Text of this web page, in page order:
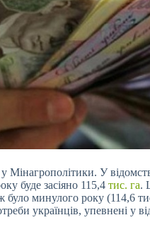
Мінагрополітики. У
буде засіяно 115,4 тис. га.
було минулого року (114,6
українців, упевнені у